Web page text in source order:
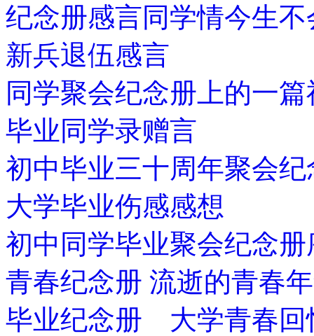
纪念册感言同学情今生不
新兵退伍感言
同学聚会纪念册上的一
毕业同学录赠言
初中毕业三十周年聚会
大学毕业伤感感想
初中同学毕业聚会纪念册
青春纪念册 流逝的青春
毕业纪念册 大学青春回